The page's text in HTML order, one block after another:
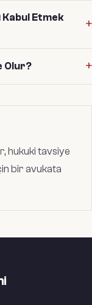
Etmek
Olur?
hukuki tavsiye
bir avukata